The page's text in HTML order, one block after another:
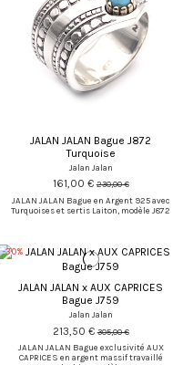
JALAN JALAN Bague J872
Turquoise
Jalan Jalan
161,00 €230,00 €
JALAN JALAN Bague en Argent 925 avec
Turquoises et sertis Laiton, modèle J872
-30%
JALAN JALAN x AUX CAPRICES
Bague J759
Jalan Jalan
213,50 €305,00 €
JALAN JALAN Bague exclusivité AUX
CAPRICES en argent massif travaillé